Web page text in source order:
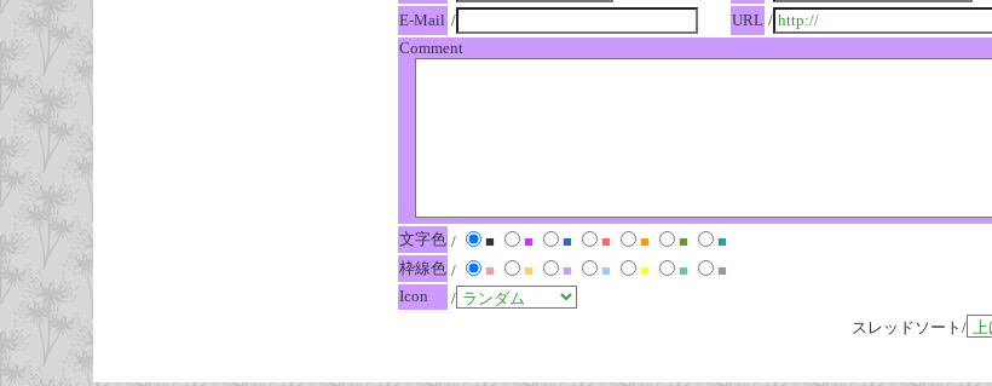
E-Mail / URL /
Comment
文字色 / ■ ■ ■ ■ ■ ■
■
枠線色 / ■ ■ ■ ■ ■ ■
■
Icon
/
スレッドソート/